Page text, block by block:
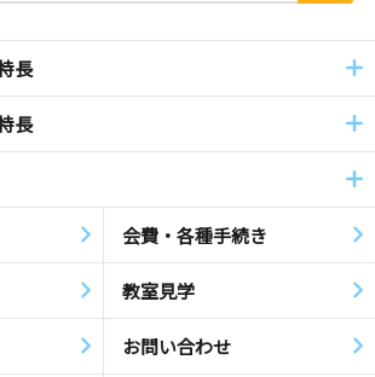
長
長
会費・各種手続き
教室見学
お問い合わせ